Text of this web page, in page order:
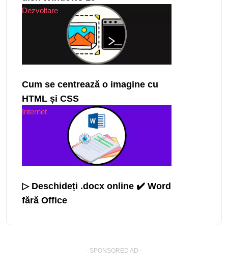
Dezvoltare
Cum se centrează o imagine cu
HTML și CSS
Internet
▷ Deschideți .docx online ✔️ Word
fără Office
- SPONSORED AD -